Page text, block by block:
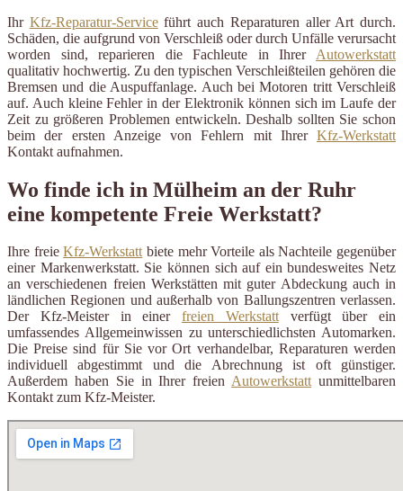
Ihr Kfz-Reparatur-Serviceführt auch Reparaturen aller Art durch.
Schäden, die aufgrund von Verschleiß oder durch Unfälle verursacht
worden sind, reparieren die Fachleute in Ihrer Autowerkstatt
qualitativ hochwertig. Zu den typischen Verschleißteilen gehören die
Bremsen und die Auspuffanlage. Auch bei Motoren tritt Verschleiß
auf. Auch kleine Fehler in der Elektronik können sich im Laufe der
Zeit zu größeren Problemen entwickeln. Deshalb sollten Sie schon
beim der ersten Anzeige von Fehlern mit Ihrer Kfz-Werkstatt
Kontakt aufnahmen.
Wo finde ich in Mülheim an der Ruhr
eine kompetente Freie Werkstatt?
Ihre freieKfz-Werkstattbiete mehr Vorteile als Nachteile gegenüber
einer Markenwerkstatt. Sie können sich auf ein bundesweites Netz
an verschiedenen freien Werkstätten mit guter Abdeckung auch in
ländlichen Regionen und außerhalb von Ballungszentren verlassen.
Der Kfz-Meister in einer freien Werkstattverfügt über ein
umfassendes Allgemeinwissen zu unterschiedlichsten Automarken.
Die Preise sind für Sie vor Ort verhandelbar, Reparaturen werden
individuell abgestimmt und die Abrechnung ist oft günstiger.
Außerdem haben Sie in Ihrer freienAutowerkstattunmittelbaren
Kontakt zum Kfz-Meister.